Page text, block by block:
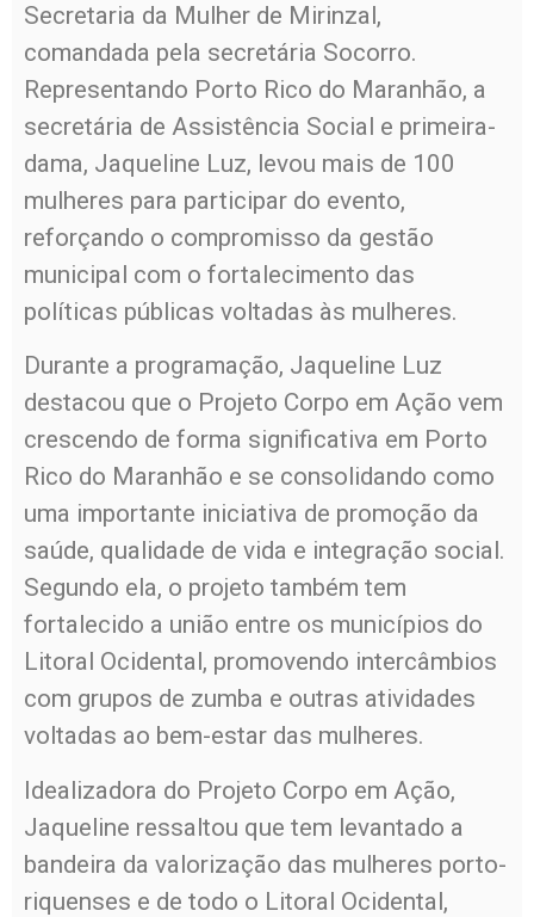
Secretaria da Mulher de Mirinzal,
comandada pela secretária Socorro.
Representando Porto Rico do Maranhão, a
secretária de Assistência Social e primeira-
dama, Jaqueline Luz, levou mais de 100
mulheres para participar do evento,
reforçando o compromisso da gestão
municipal com o fortalecimento das
políticas públicas voltadas às mulheres.
Durante a programação, Jaqueline Luz
destacou que o Projeto Corpo em Ação vem
crescendo de forma significativa em Porto
Rico do Maranhão e se consolidando como
uma importante iniciativa de promoção da
saúde, qualidade de vida e integração social.
Segundo ela, o projeto também tem
fortalecido a união entre os municípios do
Litoral Ocidental, promovendo intercâmbios
com grupos de zumba e outras atividades
voltadas ao bem-estar das mulheres.
Idealizadora do Projeto Corpo em Ação,
Jaqueline ressaltou que tem levantado a
bandeira da valorização das mulheres porto-
riquenses e de todo o Litoral Ocidental,